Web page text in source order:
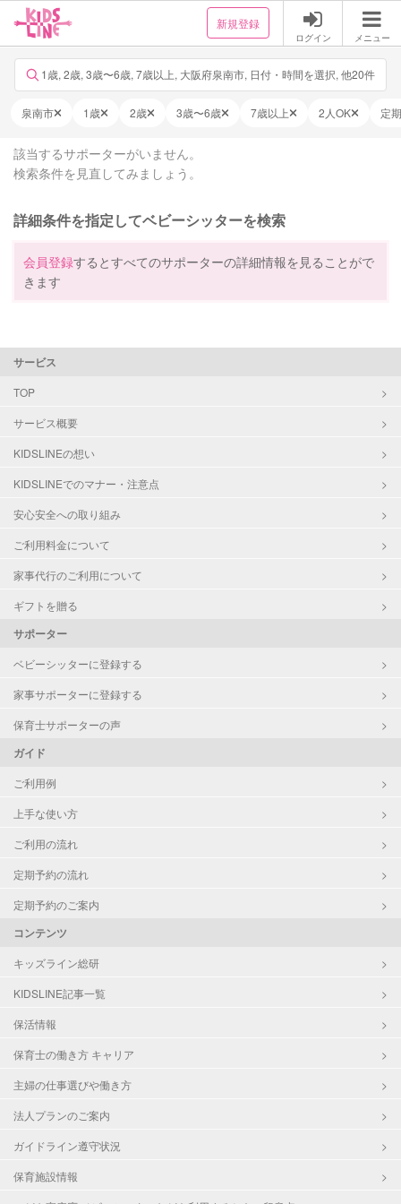
新規登録
ログイン メニュー
1歳, 2歳, 3歳〜6歳, 7歳以上, 大阪府泉南市, 日付・時間を選択, 他20件
泉南市 1歳 2歳 3歳〜6歳 7歳以上 2人OK 定
該当するサポーターがいません。
検索条件を見直してみましょう。
詳細条件を指定してベビーシッターを検索
会員登録するとすべてのサポーターの詳細情報を見ることがで
きます
サービス
TOP
サービス概要
KIDSLINEの想い
KIDSLINEでのマナー・注意点
安心安全への取り組み
ご利用料金について
家事代行のご利用について
ギフトを贈る
サポーター
ベビーシッターに登録する
家事サポーターに登録する
保育士サポーターの声
ガイド
ご利用例
上手な使い方
ご利用の流れ
定期予約の流れ
定期予約のご案内
コンテンツ
キッズライン総研
KIDSLINE記事一覧
保活情報
保育士の働き方 キャリア
主婦の仕事選びや働き方
法人プランのご案内
ガイドライン遵守状況
保育施設情報